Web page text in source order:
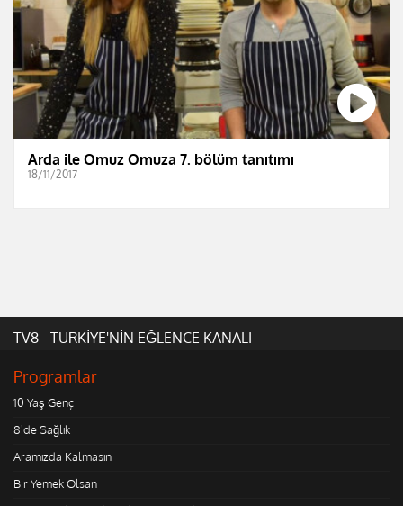
Arda ile Omuz Omuza 7. bölüm tanıtımı
18/11/2017
TV8 - TÜRKİYE'NİN EĞLENCE KANALI
Programlar
10 Yaş Genç
8'de Sağlık
Aramızda Kalmasın
Bir Yemek Olsan